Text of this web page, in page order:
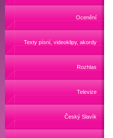
Ocenění
Texty písní, videoklipy, akordy
Rozhlas
Televize
Český Slavík